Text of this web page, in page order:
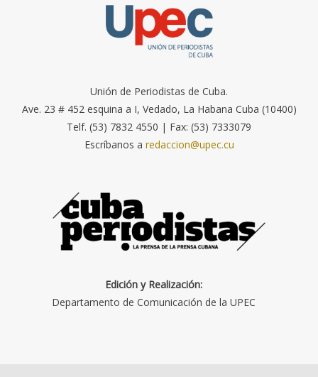
Unión de Periodistas de Cuba.
Ave. 23 # 452 esquina a I, Vedado, La Habana Cuba (10400)
Telf. (53) 7832 4550 | Fax: (53) 7333079
Escríbanos a redaccion@upec.cu
Edición y Realización:
Departamento de Comunicación de la UPEC